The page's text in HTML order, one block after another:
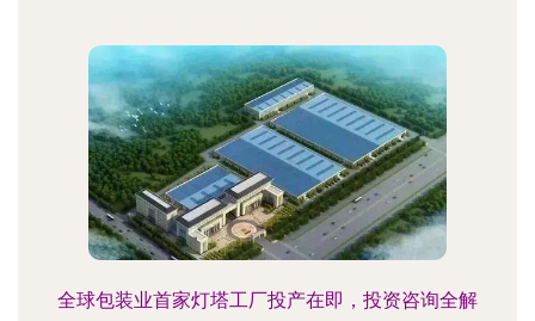
全球包装业首家灯塔工厂投产在即，投资咨询全解